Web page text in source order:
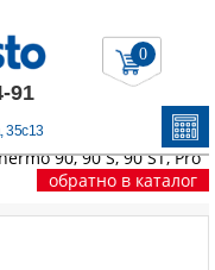
91
35с13
0
90S/90ST/Pro90
Хомут
90, 90 S, 90 ST, Pro
обратно в каталог